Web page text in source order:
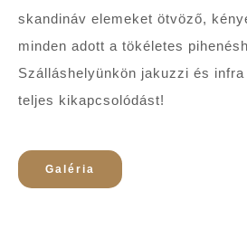
skandináv elemeket ötvöző,
minden adott a tökéletes
Szálláshelyünkön jakuzzi és
teljes kikapcsolódást!
Galéria